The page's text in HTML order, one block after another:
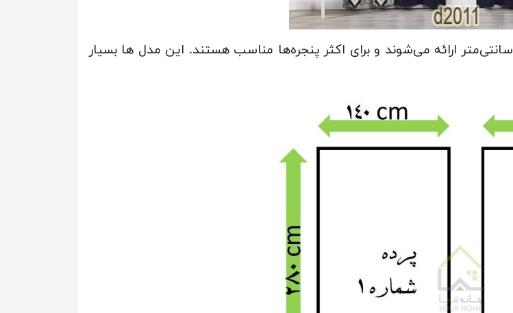
این پرده‌ها در دو عدد با عرض 140 سانتی‌متر و ارتفاع 280 سانتی‌متر ارائه می‌شوند و برای اکثر پنجره‌ها مناسب هستند. این مدل ها بسیار